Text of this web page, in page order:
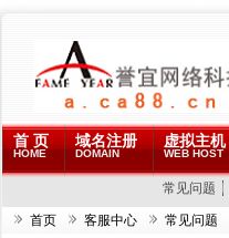
首 页
HOME
域名注册
DOMAIN
虚拟主机
WEB HOST
常见问题
首页 客服中心 常见问题